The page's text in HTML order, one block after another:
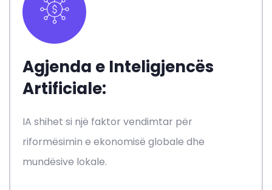
Agjenda e Inteligjencës
Artificiale:
IA shihet si një faktor vendimtar për
riformësimin e ekonomisë globale dhe
mundësive lokale.